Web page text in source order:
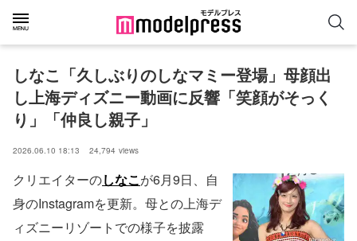
しなこ「久しぶりのしなマミー登場」母顔出
し上海ディズニー動画に反響「笑顔がそっく
り」「仲良し親子」
2026.06.10 18:13 24,794 views
クリエイターのしなこが6月9日、自
身のInstagramを更新。母との上海デ
ィズニーリゾートでの様子を披露